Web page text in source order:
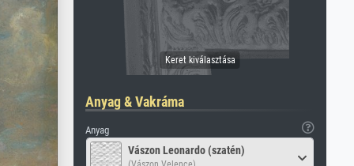
Anyag & Vakráma
Anyag
Vászon Leonardo (szatén)